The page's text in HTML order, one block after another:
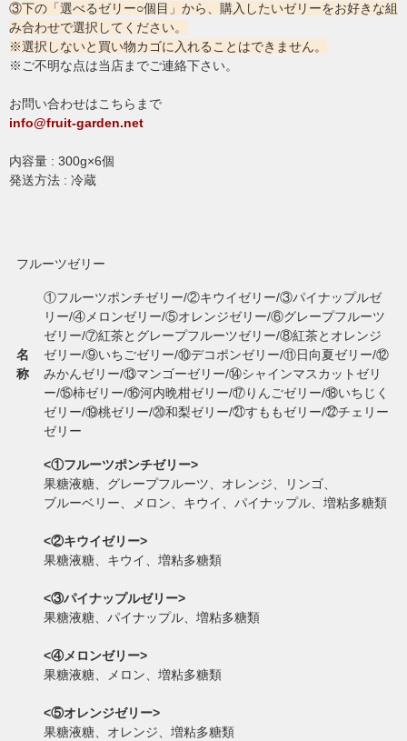
③下の「選べるゼリー○個目」から、購入したいゼリーをお好きな組
み合わせで選択してください。
※選択しないと買い物カゴに入れることはできません。
※ご不明な点は当店までご連絡下さい。
お問い合わせはこちらまで
info@fruit-garden.net
内容量 : 300g×6個
発送方法 : 冷蔵
フルーツゼリー
名
称
①フルーツポンチゼリー/②キウイゼリー/③パイナップルゼ
リー/④メロンゼリー/⑤オレンジゼリー/⑥グレープフルーツ
ゼリー/⑦紅茶とグレープフルーツゼリー/⑧紅茶とオレンジ
ゼリー/⑨いちごゼリー/⑩デコポンゼリー/⑪日向夏ゼリー/⑫
みかんゼリー/⑬マンゴーゼリー/⑭シャインマスカットゼリ
ー/⑮柿ゼリー/⑯河内晩柑ゼリー/⑰りんごゼリー/⑱いちじく
ゼリー/⑲桃ゼリー/⑳和梨ゼリー/㉑すももゼリー/㉒チェリー
ゼリー
<①フルーツポンチゼリー>
果糖液糖、グレープフルーツ、オレンジ、リンゴ、
ブルーベリー、メロン、キウイ、パイナップル、増粘多糖類
<②キウイゼリー>
果糖液糖、キウイ、増粘多糖類
<③パイナップルゼリー>
果糖液糖、パイナップル、増粘多糖類
<④メロンゼリー>
果糖液糖、メロン、増粘多糖類
<⑤オレンジゼリー>
果糖液糖、オレンジ、増粘多糖類